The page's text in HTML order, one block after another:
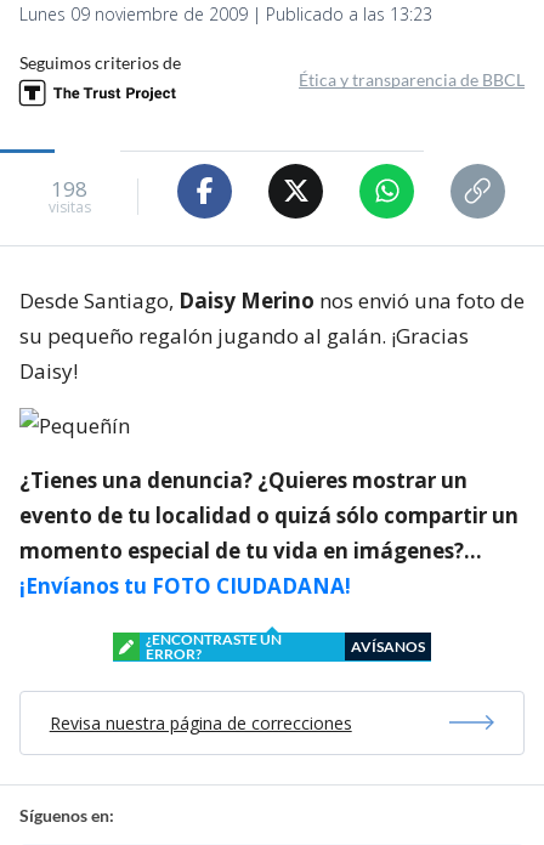
Lunes 09 noviembre de 2009 | Publicado a las 13:23
Seguimos criterios de
Ética y transparencia de BBCL
198
visitas
Desde Santiago, Daisy Merino nos envió una foto de
su pequeño regalón jugando al galán. ¡Gracias
Daisy!
¿Tienes una denuncia? ¿Quieres mostrar un
evento de tu localidad o quizá sólo compartir un
momento especial de tu vida en imágenes?…
¡Envíanos tu FOTO CIUDADANA!
¿ENCONTRASTE UN
ERROR?
AVÍSANOS
Revisa nuestra página de correcciones
Síguenos en: